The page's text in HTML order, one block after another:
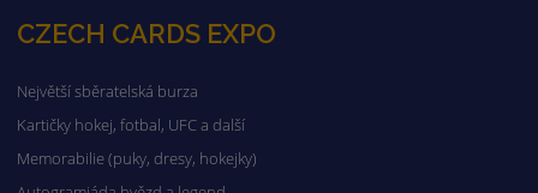
CZECH CARDS EXPO
Největší sběratelská burza
Kartičky hokej, fotbal, UFC a další
Memorabilie (puky, dresy, hokejky)